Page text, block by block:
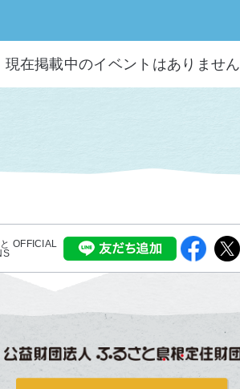
現在掲載中のイベントはありません
OFFICIAL